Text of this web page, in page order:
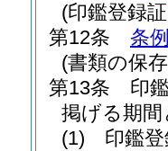
(印鑑登録
第12条
条
(書類の保
第13条
印
掲げる期
(1)
印鑑